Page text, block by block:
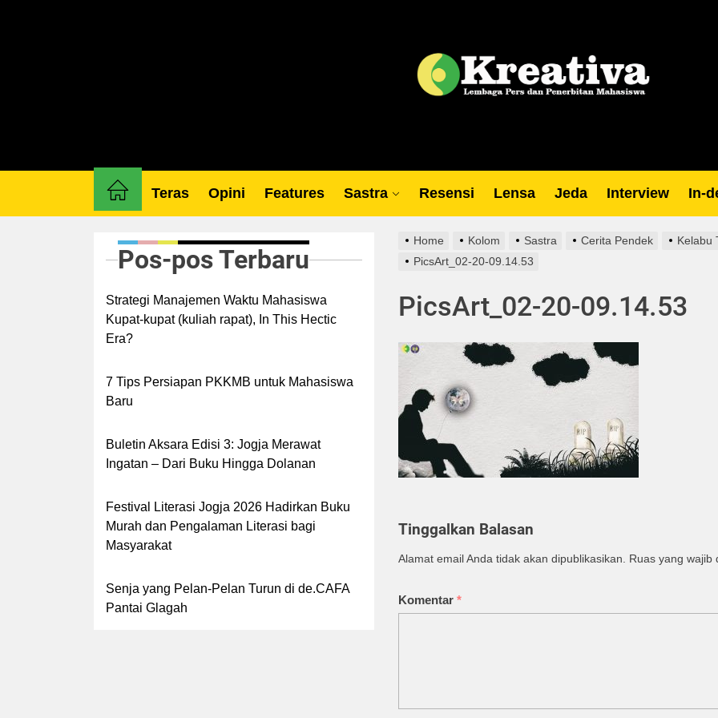
Teras Opini Features Sastra Resensi Lensa Jeda Interview In-
Home Kolom Sastra Cerita Pendek
Kelabu
PicsArt_02-20-09.14.53
PicsArt_02-20-09.14.53
Tinggalkan Balasan
Alamat email Anda tidak akan dipublikasikan. Ruas yang wajib
Komentar *
Pos-pos Terbaru
Strategi Manajemen Waktu Mahasiswa
Kupat-kupat (kuliah rapat), In This Hectic
Era?
7 Tips Persiapan PKKMB untuk Mahasiswa
Baru
Buletin Aksara Edisi 3: Jogja Merawat
Ingatan – Dari Buku Hingga Dolanan
Festival Literasi Jogja 2026 Hadirkan Buku
Murah dan Pengalaman Literasi bagi
Masyarakat
Senja yang Pelan-Pelan Turun di de.CAFA
Pantai Glagah